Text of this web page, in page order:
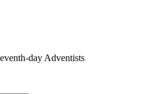
day Adventists